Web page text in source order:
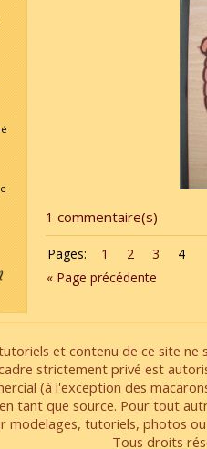
1 commentaire(s)
Pages: 1 2 3
4
« Page précédente
et contenu de ce site
strictement privé est
(à l'exception des
tant que source. Pour tout
modelages, tutoriels, photos
Tous droits